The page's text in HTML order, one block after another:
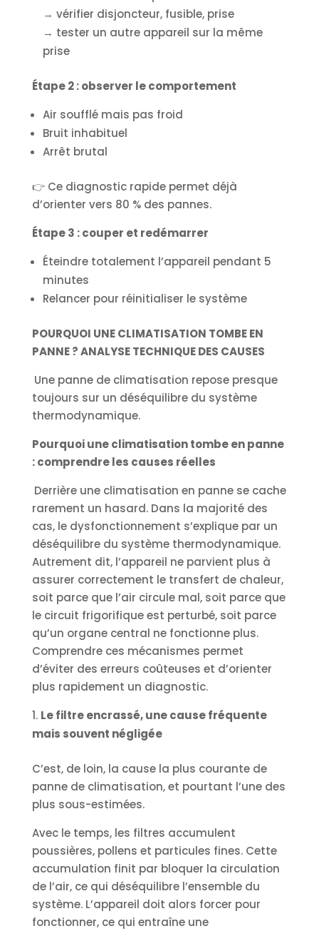
→ vérifier disjoncteur, fusible, prise
→ tester un autre appareil sur la même
prise
Étape 2 : observer le comportement
Air soufflé mais pas froid
Bruit inhabituel
Arrêt brutal
👉 Ce diagnostic rapide permet déjà
d’orienter vers 80 % des pannes.
Étape 3 : couper et redémarrer
Éteindre totalement l’appareil pendant 5
minutes
Relancer pour réinitialiser le système
POURQUOI UNE CLIMATISATION TOMBE EN
PANNE ? ANALYSE TECHNIQUE DES CAUSES
Une panne de climatisation repose presque
toujours sur un déséquilibre du système
thermodynamique.
Pourquoi une climatisation tombe en panne
: comprendre les causes réelles
Derrière une climatisation en panne se cache
rarement un hasard. Dans la majorité des
cas, le dysfonctionnement s’explique par un
déséquilibre du système thermodynamique.
Autrement dit, l’appareil ne parvient plus à
assurer correctement le transfert de chaleur,
soit parce que l’air circule mal, soit parce que
le circuit frigorifique est perturbé, soit parce
qu’un organe central ne fonctionne plus.
Comprendre ces mécanismes permet
d’éviter des erreurs coûteuses et d’orienter
plus rapidement un diagnostic.
Le filtre encrassé, une cause fréquente
mais souvent négligée
C’est, de loin, la cause la plus courante de
panne de climatisation, et pourtant l’une des
plus sous-estimées.
Avec le temps, les filtres accumulent
poussières, pollens et particules fines. Cette
accumulation finit par bloquer la circulation
de l’air, ce qui déséquilibre l’ensemble du
système. L’appareil doit alors forcer pour
fonctionner, ce qui entraîne une